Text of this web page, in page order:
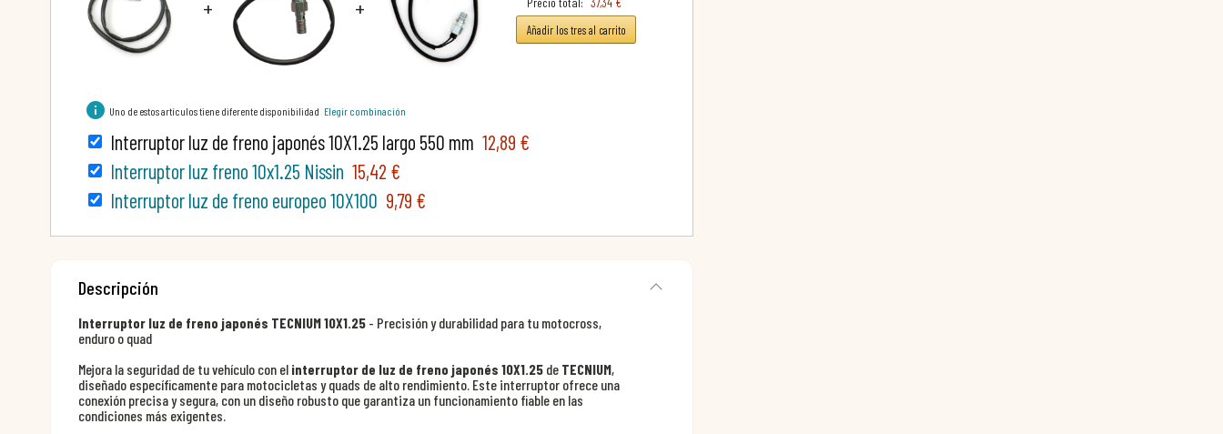
+ +
Añadir los tres al carrito
info Uno de estos artículos tiene diferente disponibilidad Elegir combinación
Interruptor luz de freno japonés 10X1.25 largo 550 mm 12,89 €
Interruptor luz freno 10x1.25 Nissin 15,42 €
Interruptor luz de freno europeo 10X100 9,79 €
Descripción
Interruptor luz de freno japonés TECNIUM 10X1.25 - Precisión y durabilidad para tu motocross,
enduro o quad
Mejora la seguridad de tu vehículo con el interruptor de luz de freno japonés 10X1.25 de TECNIUM,
diseñado específicamente para motocicletas y quads de alto rendimiento. Este interruptor ofrece una
conexión precisa y segura, con un diseño robusto que garantiza un funcionamiento fiable en las
condiciones más exigentes.